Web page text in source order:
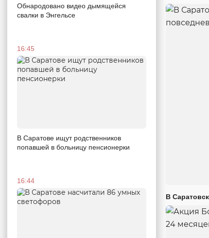
Обнародовано видео дымящейся
свалки в Энгельсе
16:45
В Саратове ищут родственников
попавшей в больницу пенсионерки
16:44
В